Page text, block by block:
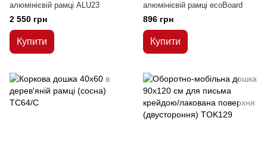
алюмінієвій рамці ALU23
2 550 грн
Купити
алюмінієвій рамці ecoBoard
896 грн
Купити